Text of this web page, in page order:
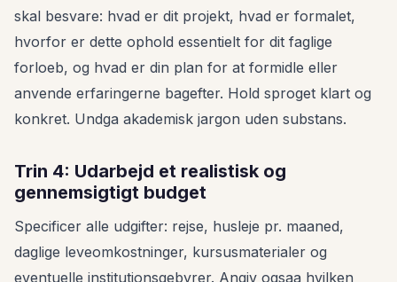
skal besvare: hvad er dit projekt, hvad er formalet,
hvorfor er dette ophold essentielt for dit faglige
forloeb, og hvad er din plan for at formidle eller
anvende erfaringerne bagefter. Hold sproget klart og
konkret. Undga akademisk jargon uden substans.
Trin 4: Udarbejd et realistisk og
gennemsigtigt budget
Specificer alle udgifter: rejse, husleje pr. maaned,
daglige leveomkostninger, kursusmaterialer og
eventuelle institutionsgebyrer. Angiv ogsaa hvilken